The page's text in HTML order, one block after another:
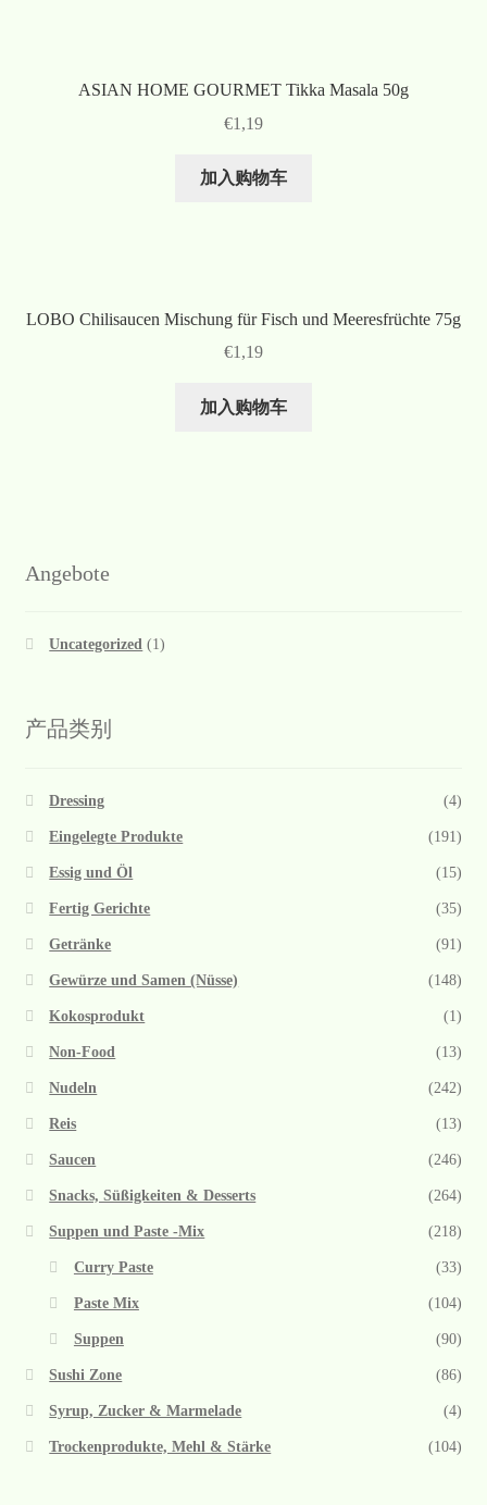
ASIAN HOME GOURMET Tikka Masala 50g
€1,19
加入购物车
LOBO Chilisaucen Mischung für Fisch und Meeresfrüchte 75g
€1,19
加入购物车
Angebote
Uncategorized (1)
产品类别
Dressing (4)
Eingelegte Produkte (191)
Essig und Öl (15)
Fertig Gerichte (35)
Getränke (91)
Gewürze und Samen (Nüsse) (148)
Kokosprodukt (1)
Non-Food (13)
Nudeln (242)
Reis (13)
Saucen (246)
Snacks, Süßigkeiten & Desserts (264)
Suppen und Paste -Mix (218)
Curry Paste (33)
Paste Mix (104)
Suppen (90)
Sushi Zone (86)
Syrup, Zucker & Marmelade (4)
Trockenprodukte, Mehl & Stärke (104)